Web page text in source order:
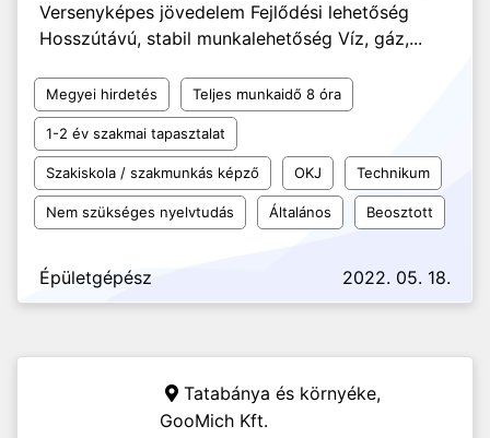
Versenyképes jövedelem Fejlődési lehetőség
Hosszútávú, stabil munkalehetőség Víz, gáz,...
Megyei hirdetés Teljes munkaidő 8 óra
1-2 év szakmai tapasztalat
Szakiskola / szakmunkás képző OKJ Technikum
Nem szükséges nyelvtudás Általános Beosztott
Épületgépész 2022. 05. 18.
Tatabánya és környéke,
GooMich Kft.